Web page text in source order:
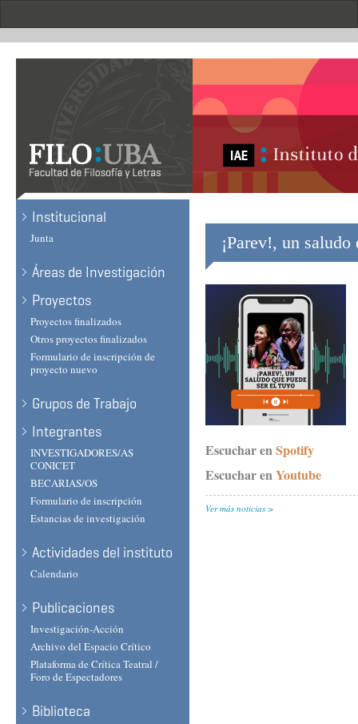
Institucional
Junta
Áreas de Investigación
Proyectos
Proyectos finalizados
Otros proyectos finalizados
Formulario de inscripción de
proyecto nuevo
Grupos de Trabajo
Integrantes
INVESTIGADORES/AS
CONICET
BECARIAS/OS
Formulario de inscripción
Estancias de investigación
Actividades del instituto
Calendario
Publicaciones
Investigación-Acción
Archivo del Espacio Crítico
Plataforma de Crítica Teatral /
Foro de Espectadores
Biblioteca
¡Parev!, un
Escuchar enSpotify
Escuchar enYoutube
Ver más noticias